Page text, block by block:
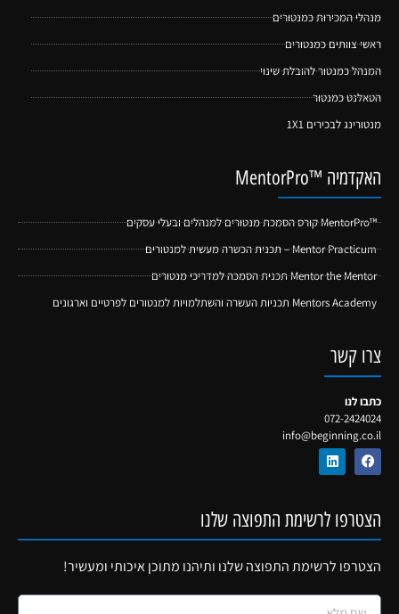
מנהלי המכירות כמנטורים
ראשי צוותים כמנטורים
המנהל כמנטור להובלת שינוי
הטאלנט כמנטור
מנטורינג לבכירים 1X1
האקדמיה ™MentorPro
™MentorPro קורס הסמכת מנטורים למנהלים ובעלי עסקים
Mentor Practicum – תכנית הכשרה מעשית למנטורים
Mentor the Mentor תכנית הסמכה למדריכי מנטורים
Mentors Academy תכניות העשרה והשתלמויות למנטורים לפרטיים וארגונים
צרו קשר
כתבו לנו
072-2424024
info@beginning.co.il
הצטרפו לרשימת התפוצה שלנו
הצטרפו לרשימת התפוצה שלנו ותיהנו מתוכן איכותי ומעשיר!